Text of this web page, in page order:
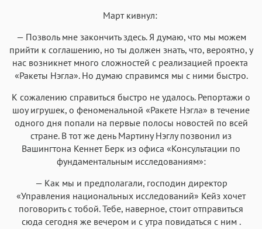
Март кивнул:
— Позволь мне закончить здесь. Я думаю, что мы можем
прийти к соглашению, но ты должен знать, что, вероятно, у
нас возникнет много сложностей с реализацией проекта
«Ракеты Нэгла». Но думаю справимся мы с ними быстро.
К сожалению справиться быстро не удалось. Репортажи о
шоу игрушек, о феноменальной «Ракете Нэгла» в течение
одного дня попали на первые полосы новостей по всей
стране. В тот же день Мартину Нэглу позвонил из
Вашингтона Кеннет Берк из офиса «Консультации по
фундаментальным исследованиям»:
— Как мы и предполагали, господин директор
«Управления национальных исследований» Кейз хочет
поговорить с тобой. Тебе, наверное, стоит отправиться
сюда сегодня же вечером и с утра повидаться с ним .